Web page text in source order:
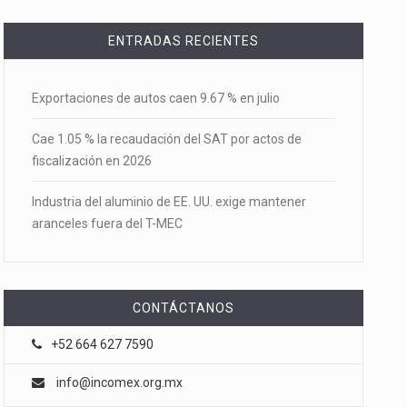
ENTRADAS RECIENTES
Exportaciones de autos caen 9.67 % en julio
Cae 1.05 % la recaudación del SAT por actos de
fiscalización en 2026
Industria del aluminio de EE. UU. exige mantener
aranceles fuera del T-MEC
CONTÁCTANOS
+52 664 627 7590
info@incomex.org.mx